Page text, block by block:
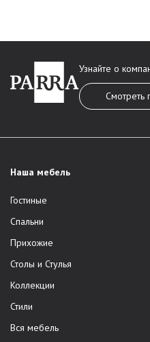
Наша мебель
Гостиные
Спальни
Прихожие
Столы и Стулья
Коллекции
Стили
Вся мебель
Узнайте о
Смотреть